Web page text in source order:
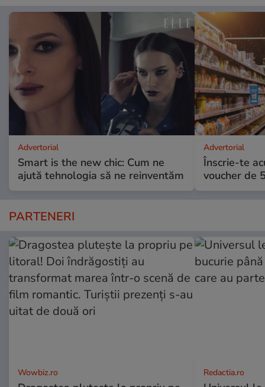
Advertorial
Smart is the new chic: Cum ne
ajută tehnologia să ne reinventăm
Advertorial
Înscrie-te
voucher de
PARTENERI
Wowbiz.ro Redactia.ro